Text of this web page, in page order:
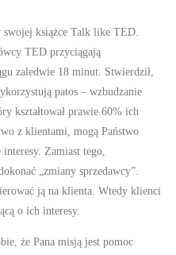
książce Talk like TED.
TED przyciągają
zaledwie 18 minut. Stwierdził,
patos – wzbudzanie
kształtował prawie 60% ich
z klientami, mogą Państwo
Zamiast tego,
„zmiany sprzedawcy”.
ją na klienta. Wtedy klienci
o ich interesy.
że Pana misją jest pomoc